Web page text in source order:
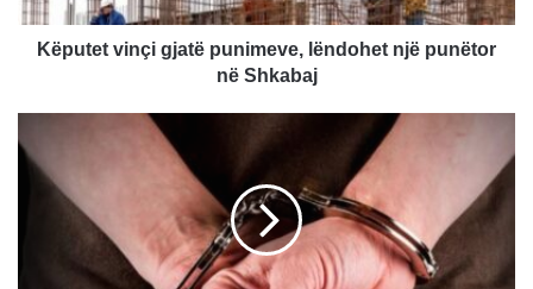
Shkabaj
Këputet vinçi gjatë punimeve, lëndohet një punëtor
në Shkabaj
raste
dhunës